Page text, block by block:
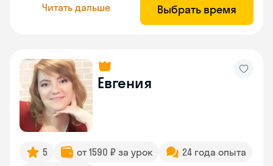
Читать дальше Выбрать время
Евгения
5 от 1590 ₽ за урок
24 года опыта